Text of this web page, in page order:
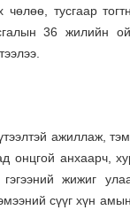
чөлөө, тусгаар
36 жилийн
ажиллаж,
онцгой анхаарч,
жижиг
сүүг хүн